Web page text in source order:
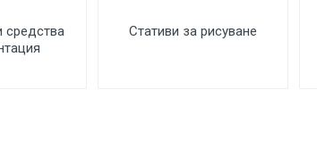
средства
Стативи за рисуване